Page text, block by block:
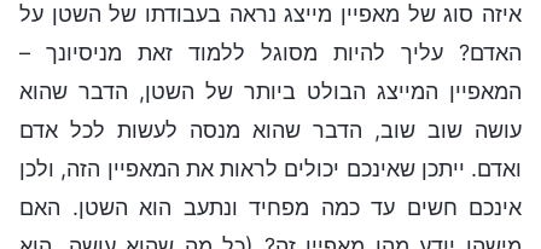
איזה סוג של מאפיין מייצג נראה בעבודתו של השטן על
האדם? עליך להיות מסוגל ללמוד זאת מניסיונך –
המאפיין המייצג הבולט ביותר של השטן, הדבר שהוא
עושה שוב שוב, הדבר שהוא מנסה לעשות לכל אדם
ואדם. ייתכן שאינכם יכולים לראות את המאפיין הזה, ולכן
אינכם חשים עד כמה מפחיד ונתעב הוא השטן. האם